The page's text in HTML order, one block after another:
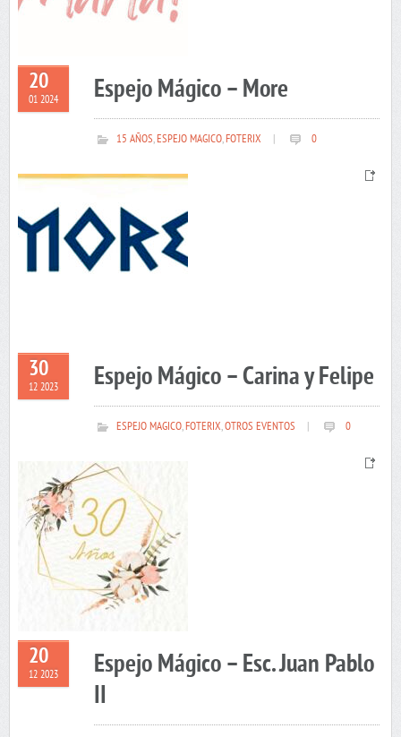
20
01 2024 Espejo Mágico – More
15 AÑOS,ESPEJO MAGICO,FOTERIX 0
30
12 2023 Espejo Mágico – Carina y Felipe
ESPEJO MAGICO,FOTERIX,OTROS EVENTOS 0
20
12 2023
Espejo Mágico – Esc. Juan Pablo
II